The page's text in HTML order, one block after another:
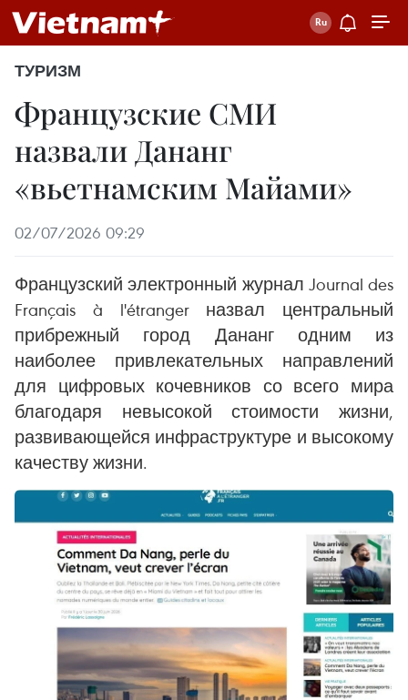
ТУРИЗМ
Французские СМИ
назвали Дананг
«вьетнамским Майами»
02/07/2026 09:29
Французский электронный журнал Journal des
Français à l'étranger назвал центральный
прибрежный город Дананг одним из
наиболее привлекательных направлений
для цифровых кочевников со всего мира
благодаря невысокой стоимости жизни,
развивающейся инфраструктуре и высокому
качеству жизни.